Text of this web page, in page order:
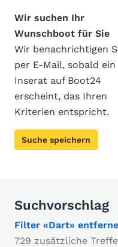
Wir suchen Ihr
Wunschboot für Sie
Wir benachrichtigen
per E-Mail, sobald ein
Inserat auf Boot24
erscheint, das Ihren
Kriterien entspricht.
Suche speichern
Suchvorschlag
Filter «Dart»
729 zusätzliche